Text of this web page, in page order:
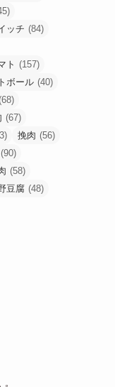
ッチ (84)
ト (157)
ボール (40)
(67)
挽肉 (56)
(90)
(58)
豆腐 (48)